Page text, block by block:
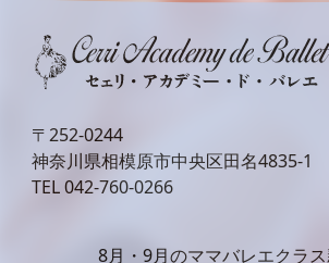
〒252-0244
神奈川県相模原市中央区田名4835-1
TEL042-760-0266
8月・9月のママバレエクラ